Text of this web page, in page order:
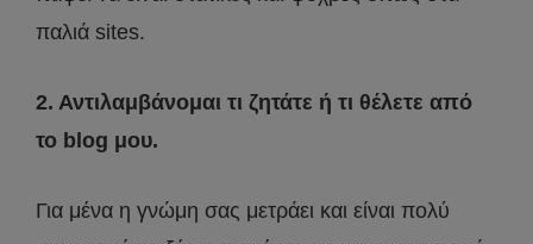
παλιά sites.
2. Αντιλαμβάνομαι τι ζητάτε ή τι θέλετε από
το blog μου.
Για μένα η γνώμη σας μετράει και είναι πολύ